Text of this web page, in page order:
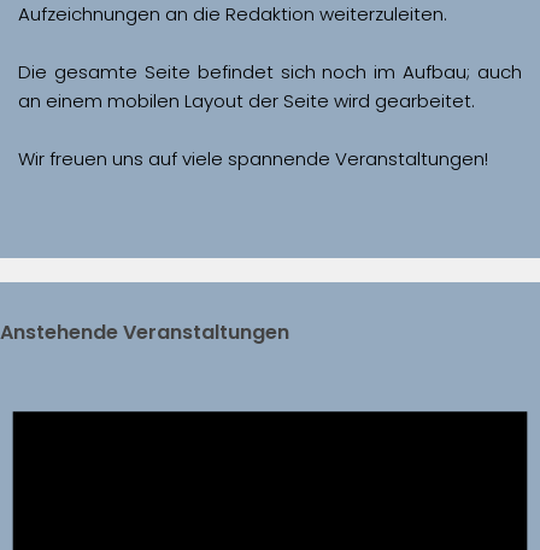
Aufzeichnungen an die Redaktion weiterzuleiten.
Die gesamte Seite befindet sich noch im Aufbau; auch
Wir freuen uns auf viele spannende Veranstaltungen!
Anstehende Veranstaltungen